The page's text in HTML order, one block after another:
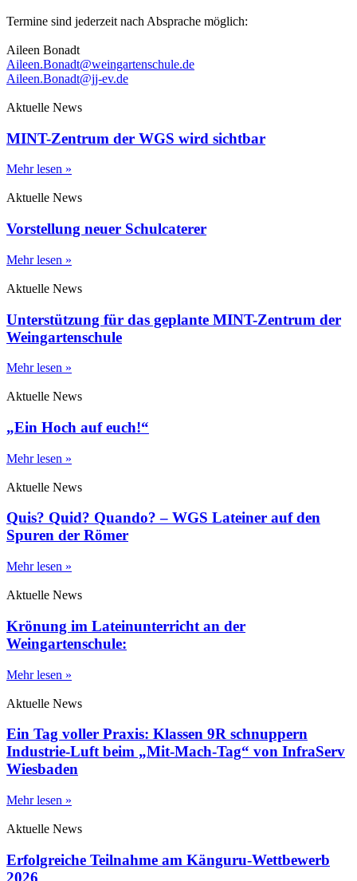
Termine sind jederzeit nach Absprache möglich:
Aileen Bonadt
Aileen.Bonadt@weingartenschule.de
Aileen.Bonadt@jj-ev.de
Aktuelle News
MINT-Zentrum der WGS wird sichtbar
Mehr lesen »
Aktuelle News
Vorstellung neuer Schulcaterer
Mehr lesen »
Aktuelle News
Unterstützung für das geplante MINT-Zentrum der
Weingartenschule
Mehr lesen »
Aktuelle News
„Ein Hoch auf euch!“
Mehr lesen »
Aktuelle News
Quis? Quid? Quando? – WGS Lateiner auf den
Spuren der Römer
Mehr lesen »
Aktuelle News
Krönung im Lateinunterricht an der
Weingartenschule:
Mehr lesen »
Aktuelle News
Ein Tag voller Praxis: Klassen 9R schnuppern
Industrie-Luft beim „Mit-Mach-Tag“ von InfraServ
Wiesbaden
Mehr lesen »
Aktuelle News
Erfolgreiche Teilnahme am Känguru-Wettbewerb
2026